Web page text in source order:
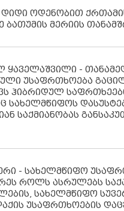
დიდი ოდენობით
ბათუმის მერიის
ყაველაშვილი -
უსაფრთხოება
ჰიბრიდულ
სახელმწიფოს
საქმიანობას
- სახელმწიფო
როლს ასრულებს
სახელმწიფო
უსაფრთხოების